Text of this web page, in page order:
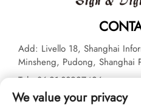
Add: Livello 18, Shanghai
Minsheng, Pudong, Shanghai
Tel:+86-21-33927426
E-mail:[email protected]
We value your privacy